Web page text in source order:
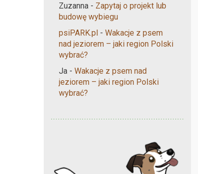
Zuzanna - Zapytaj o projekt lub
budowę wybiegu
psiPARK.pl - Wakacje z psem
nad jeziorem – jaki region Polski
wybrać?
Ja - Wakacje z psem nad
jeziorem – jaki region Polski
wybrać?